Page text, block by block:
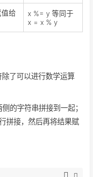
给
x %= y 等同于
x = x % y
除了可以进行数学运算
的字符串拼接到一起；
拼接，然后再将结果赋